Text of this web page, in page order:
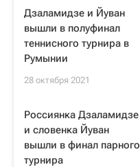
Дзаламидзе и Йуван
вышли в полуфинал
теннисного турнира в
Румынии
28 октября 2021
Россиянка Дзаламидзе
и словенка Йуван
вышли в финал парного
турнира